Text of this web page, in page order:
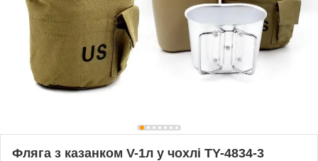
Фляга з казанком V-1л у чохлі TY-4834-3